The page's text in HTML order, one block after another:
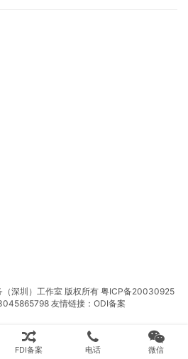
深圳）工作室 版权所有 粤ICP备20030925
友情链接： ODI备案
FDI备案 电话 微信